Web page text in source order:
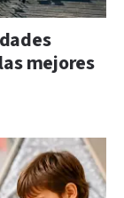
mejores